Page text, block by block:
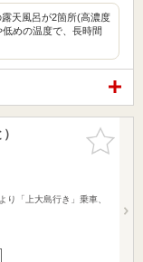
天風呂が2箇所(高濃度
めの温度で、長時間
お気に入
りに追加
り「上大島行き」乗車、